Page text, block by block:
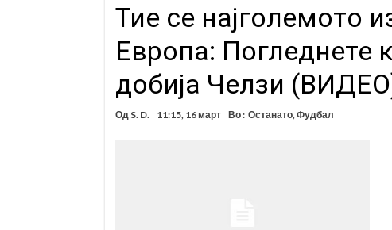
Тие се најголемотo
Европа: Погледнете
добија Челзи
Од S. D. 11:15, 16 март Во : Останато, Фудбал